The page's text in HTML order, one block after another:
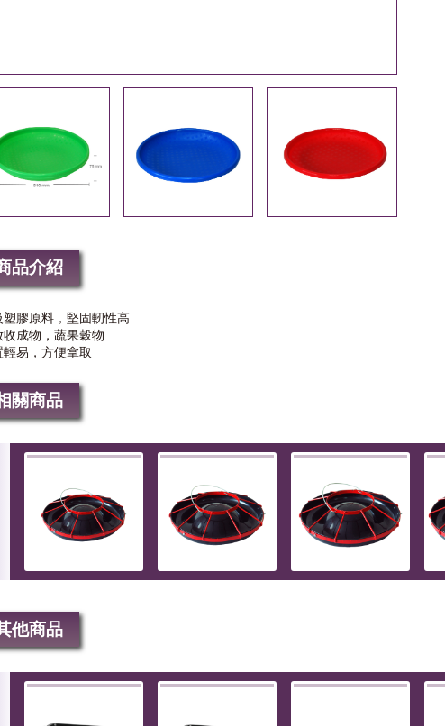
品介紹
塑膠原料，堅固軔性高
收成物，蔬果穀物
輕易，方便拿取
關商品
他商品